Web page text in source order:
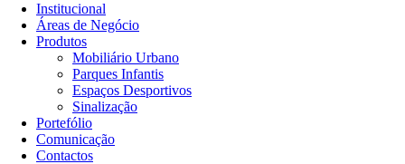
Institucional
Áreas de Negócio
Produtos
Mobiliário Urbano
Parques Infantis
Espaços Desportivos
Sinalização
Portefólio
Comunicação
Contactos